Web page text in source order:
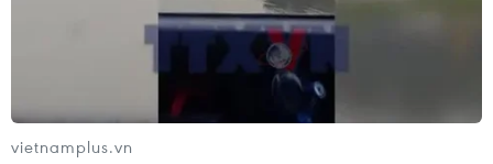
vietnamplus.vn